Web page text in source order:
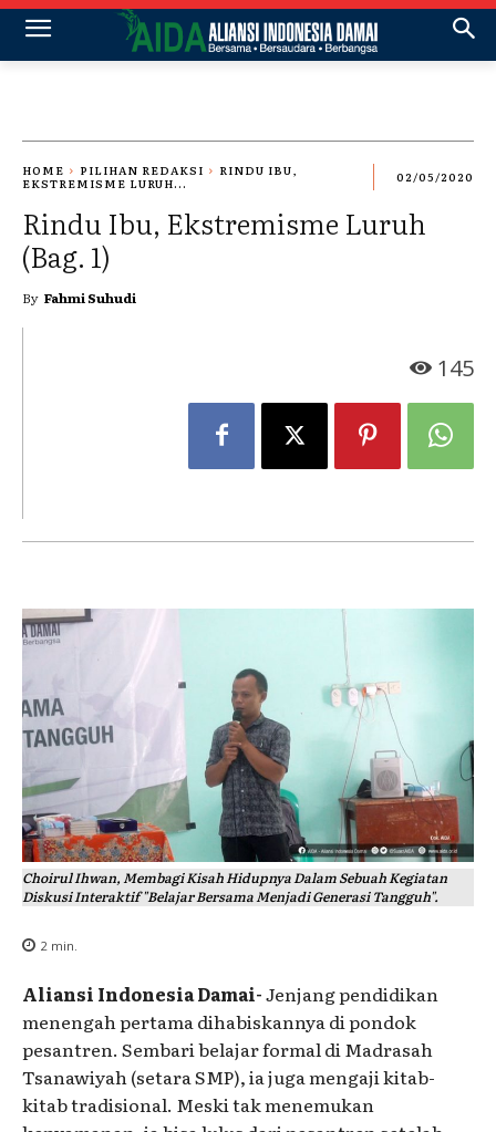
HOME PILIHAN REDAKSI
RINDU IBU,
EKSTREMISME LURUH...
02/05/2020
Rindu Ibu, Ekstremisme Luruh
(Bag. 1)
By Fahmi Suhudi
145
Choirul Ihwan, Membagi Kisah Hidupnya Dalam Sebuah Kegiatan
Diskusi Interaktif "Belajar Bersama Menjadi Generasi Tangguh".
2 min.
Aliansi Indonesia Damai-Jenjang pendidikan
menengah pertama dihabiskannya di pondok
pesantren. Sembari belajar formal di Madrasah
Tsanawiyah (setara SMP), ia juga mengaji kitab-
kitab tradisional. Meski tak menemukan